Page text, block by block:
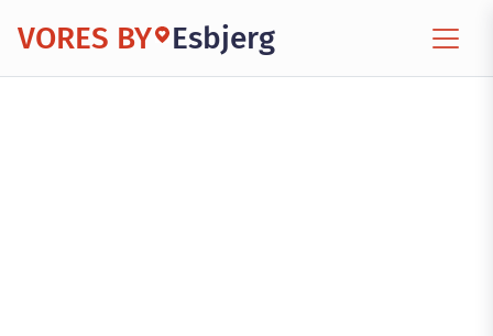
VORES BY Esbjerg